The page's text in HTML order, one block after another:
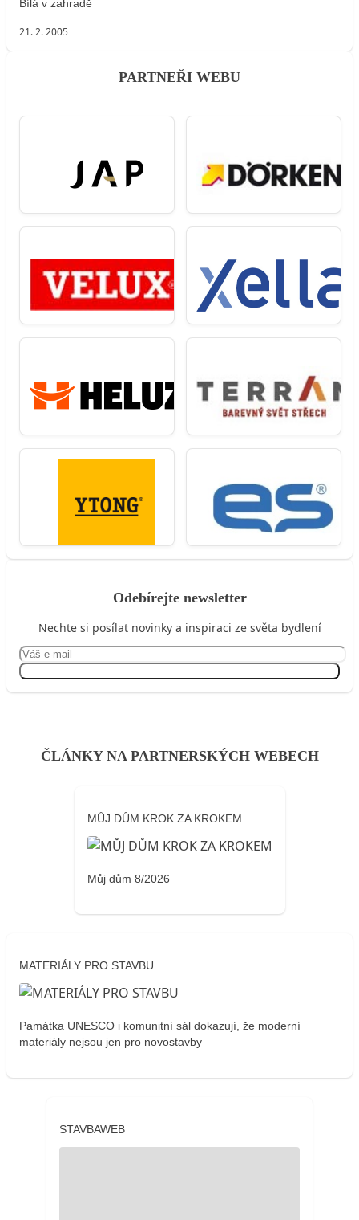
Bílá v zahradě
21. 2. 2005
PARTNEŘI WEBU
Odebírejte newsletter
Nechte si posílat novinky a inspiraci ze světa bydlení
ČLÁNKY NA PARTNERSKÝCH WEBECH
MŮJ DŮM KROK ZA KROKEM
Můj dům 8/2026
MATERIÁLY PRO STAVBU
Památka UNESCO i komunitní sál dokazují, že moderní
materiály nejsou jen pro novostavby
STAVBAWEB